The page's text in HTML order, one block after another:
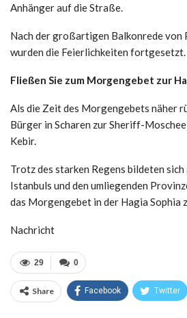
Anhänger auf die Straße.
Nach der großartigen Balkonrede von
wurden die Feierlichkeiten fortgesetzt.
Fließen Sie zum Morgengebet zur
Als die Zeit des Morgengebets näher
Bürger in Scharen zur Sheriff-
Kebir.
Trotz des starken Regens bildeten sich
Istanbuls und den umliegenden
das Morgengebet in der Hagia Sophia
Nachricht
0
29
Share Facebook Twitter